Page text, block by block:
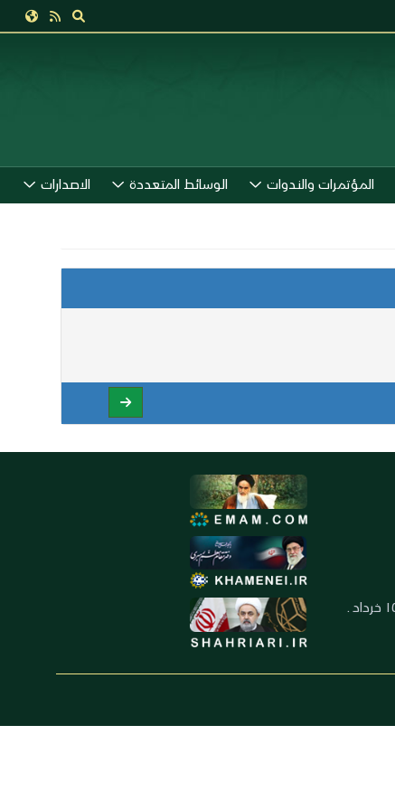
المؤتمرات والندوات الوسائط المتعددة الاصدارات
العنوان: ايران ـ قم ـ ميدان جهاد ـ بلوار ١٥ خرداد ـ